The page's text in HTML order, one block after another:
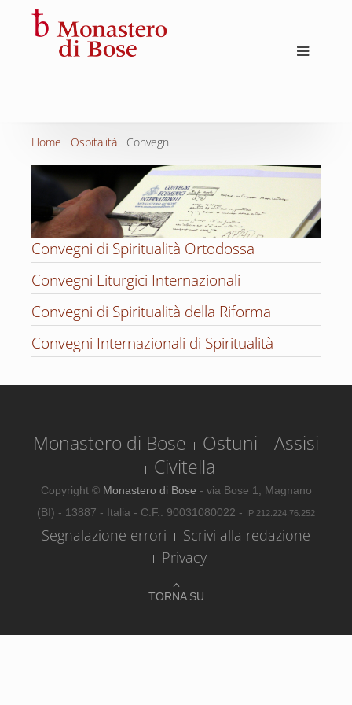
Home Ospitalità Convegni
Convegni di Spiritualità Ortodossa
Convegni Liturgici Internazionali
Convegni di Spiritualità della Riforma
Convegni Internazionali di Spiritualità
TORNA SU
Monastero di Bose Ostuni
Assisi
Civitella
Copyright © Monastero di Bose - via Bose 1, Magnano
(BI) - 13887 - Italia - C.F.: 90031080022 -
IP 212.224.76.252
Segnalazione errori
Scrivi alla redazione
Privacy